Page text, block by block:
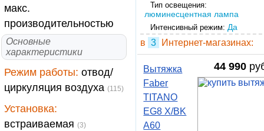
макс.
производительностью
Основные
характеристики
Режим работы: отвод/
циркуляция воздуха (115)
Установка:
встраиваемая (3)
Тип освещения:
люминесцентная лампа
Интенсивный режим: Да
в 3 Интернет-магазинах:
44 990
Вытяжка
Faber
TITANO
EG8 X/BK
A60